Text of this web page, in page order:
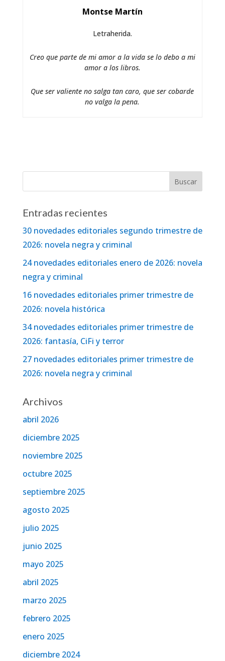
Montse Martín
Letraherida.
Creo que parte de mi amor a la vida se lo debo a mi
amor a los libros.
Que ser valiente no salga tan caro, que ser cobarde
no valga la pena.
Entradas recientes
30 novedades editoriales segundo trimestre de
2026: novela negra y criminal
24 novedades editoriales enero de 2026: novela
negra y criminal
16 novedades editoriales primer trimestre de
2026: novela histórica
34 novedades editoriales primer trimestre de
2026: fantasía, CiFi y terror
27 novedades editoriales primer trimestre de
2026: novela negra y criminal
Archivos
abril 2026
diciembre 2025
noviembre 2025
octubre 2025
septiembre 2025
agosto 2025
julio 2025
junio 2025
mayo 2025
abril 2025
marzo 2025
febrero 2025
enero 2025
diciembre 2024